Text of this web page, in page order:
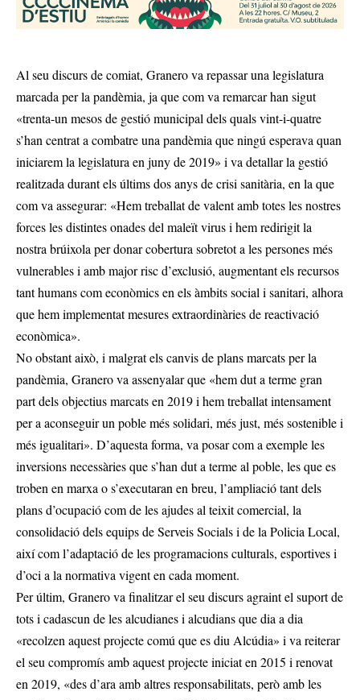
Al seu discurs de comiat, Granero va repassar una legislatura
marcada per la pandèmia, ja que com va remarcar han sigut
«trenta-un mesos de gestió municipal dels quals vint-i-quatre
s’han centrat a combatre una pandèmia que ningú esperava quan
iniciarem la legislatura en juny de 2019» i va detallar la gestió
realitzada durant els últims dos anys de crisi sanitària, en la que
com va assegurar: «Hem treballat de valent amb totes les nostres
forces les distintes onades del maleït virus i hem redirigit la
nostra brúixola per donar cobertura sobretot a les persones més
vulnerables i amb major risc d’exclusió, augmentant els recursos
tant humans com econòmics en els àmbits social i sanitari, alhora
que hem implementat mesures extraordinàries de reactivació
econòmica».
No obstant això, i malgrat els canvis de plans marcats per la
pandèmia, Granero va assenyalar que «hem dut a terme gran
part dels objectius marcats en 2019 i hem treballat intensament
per a aconseguir un poble més solidari, més just, més sostenible i
més igualitari». D’aquesta forma, va posar com a exemple les
inversions necessàries que s’han dut a terme al poble, les que es
troben en marxa o s’executaran en breu, l’ampliació tant dels
plans d’ocupació com de les ajudes al teixit comercial, la
consolidació dels equips de Serveis Socials i de la Policia Local,
així com l’adaptació de les programacions culturals, esportives i
d’oci a la normativa vigent en cada moment.
Per últim, Granero va finalitzar el seu discurs agraint el suport de
tots i cadascun de les alcudianes i alcudians que dia a dia
«recolzen aquest projecte comú que es diu Alcúdia» i va reiterar
el seu compromís amb aquest projecte iniciat en 2015 i renovat
en 2019, «des d’ara amb altres responsabilitats, però amb les